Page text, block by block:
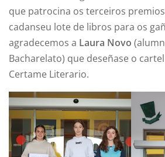
que patrocina os terceiros
cadanseu lote de libros para os
agradecemos a Laura Novo
Bacharelato) que deseñase o
Certame Literario.